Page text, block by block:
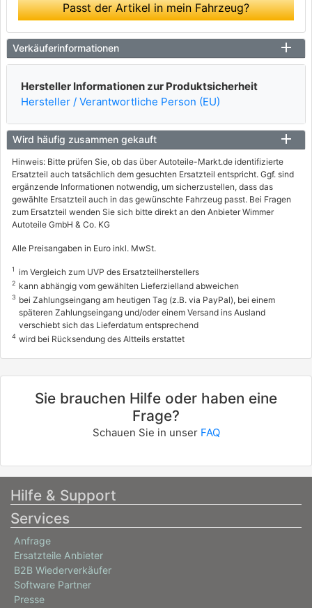
Passt der Artikel in mein Fahrzeug?
Verkäuferinformationen
Hersteller Informationen zur Produktsicherheit
Hersteller / Verantwortliche Person (EU)
Wird häufig zusammen gekauft
Hinweis: Bitte prüfen Sie, ob das über Autoteile-Markt.de identifizierte
Ersatzteil auch tatsächlich dem gesuchten Ersatzteil entspricht. Ggf. sind
ergänzende Informationen notwendig, um sicherzustellen, dass das
gewählte Ersatzteil auch in das gewünschte Fahrzeug passt. Bei Fragen
zum Ersatzteil wenden Sie sich bitte direkt an den Anbieter Wimmer
Autoteile GmbH & Co. KG
Alle Preisangaben in Euro inkl. MwSt.
1 im Vergleich zum UVP des Ersatzteilherstellers
2 kann abhängig vom gewählten Lieferzielland abweichen
3 bei Zahlungseingang am heutigen Tag (z.B. via PayPal), bei einem
späteren Zahlungseingang und/oder einem Versand ins Ausland
verschiebt sich das Lieferdatum entsprechend
4 wird bei Rücksendung des Altteils erstattet
Sie brauchen Hilfe oder haben eine
Frage?
Schauen Sie in unser FAQ
Hilfe & Support
Services
Anfrage
Ersatzteile Anbieter
B2B Wiederverkäufer
Software Partner
Presse